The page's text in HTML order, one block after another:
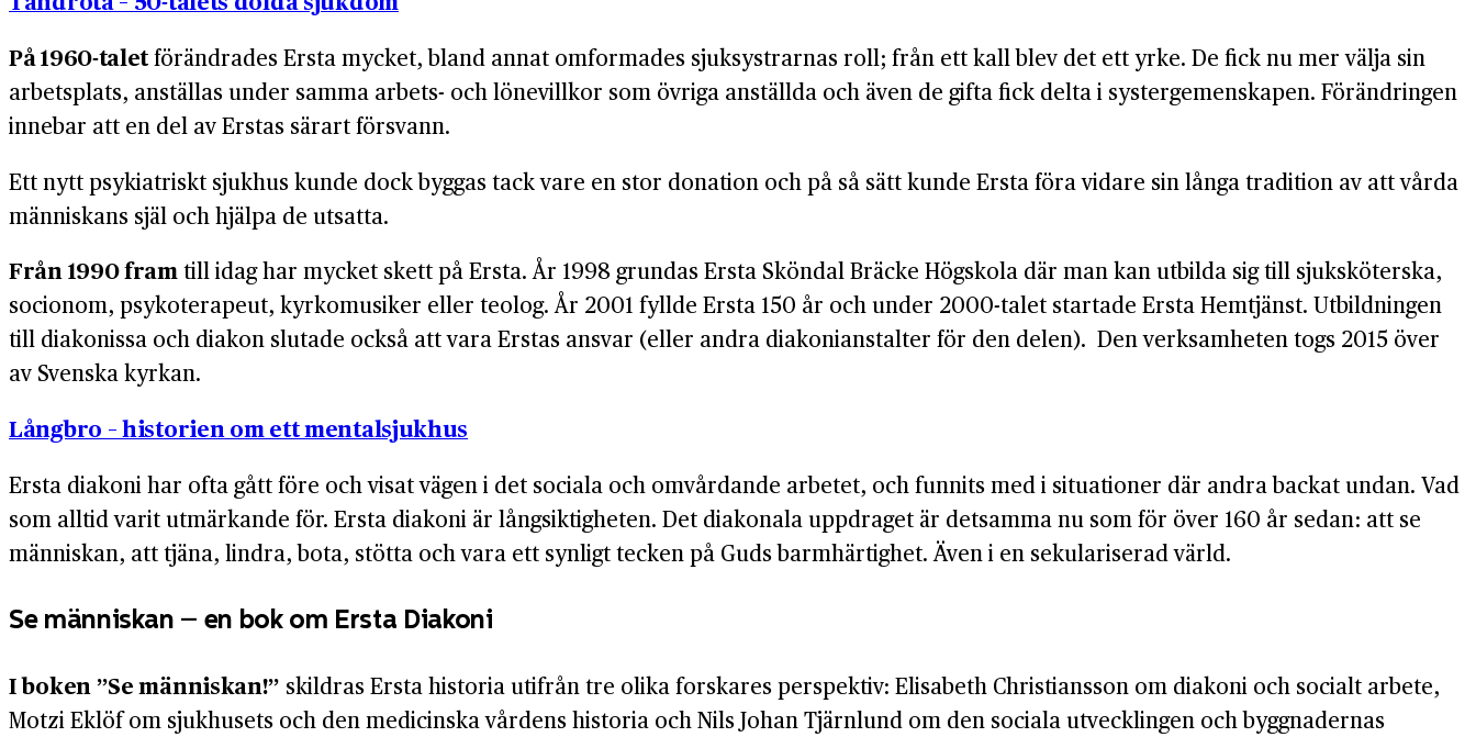
På 1960-taletförändrades Ersta mycket, bland annat omformades sjuksystrarnas roll; från ett kall blev det ett yrke. De fick nu mer välja sin
arbetsplats, anställas under samma arbets- och lönevillkor som övriga anställda och även de gifta fick delta i systergemenskapen. Förändringen
innebar att en del av Erstas särart försvann.
Ett nytt psykiatriskt sjukhus kunde dock byggas tack vare en stor donation och på så sätt kunde Ersta föra vidare sin långa tradition av att vårda
människans själ och hjälpa de utsatta.
Från 1990 framtill idag har mycket skett på Ersta. År 1998 grundas Ersta Sköndal Bräcke Högskola där man kan utbilda sig till sjuksköterska,
socionom, psykoterapeut, kyrkomusiker eller teolog. År 2001 fyllde Ersta 150 år och under 2000-talet startade Ersta Hemtjänst. Utbildningen
till diakonissa och diakon slutade också att vara Erstas ansvar (eller andra diakonianstalter för den delen). Den verksamheten togs 2015 över
av Svenska kyrkan.
Långbro – historien om ett mentalsjukhus
Ersta diakoni har ofta gått före och visat vägen i det sociala och omvårdande arbetet, och funnits med i situationer där andra backat undan. Vad
som alltid varit utmärkande för. Ersta diakoni är långsiktigheten. Det diakonala uppdraget är detsamma nu som för över 160 år sedan: att se
människan, att tjäna, lindra, bota, stötta och vara ett synligt tecken på Guds barmhärtighet. Även i en sekulariserad värld.
Se människan – en bok om Ersta Diakoni
I boken ”Se människan!” skildras Ersta historia utifrån tre olika forskares perspektiv: Elisabeth Christiansson om diakoni och socialt arbete,
Motzi Eklöf om sjukhusets och den medicinska vårdens historia och Nils Johan Tjärnlund om den sociala utvecklingen och byggnadernas